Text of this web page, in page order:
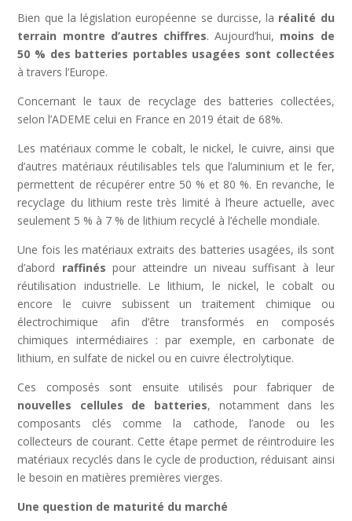
Bien que la législation européenne se durcisse, la réalité du
terrain montre d’autres chiffres. Aujourd’hui, moins de
50 % des batteries portables usagées sont collectées
à travers l’Europe.
Concernant le taux de recyclage des batteries collectées,
selon l’ADEME celui en France en 2019 était de 68%.
Les matériaux comme le cobalt, le nickel, le cuivre, ainsi que
d’autres matériaux réutilisables tels que l’aluminium et le fer,
permettent de récupérer entre 50 % et 80 %. En revanche, le
recyclage du lithium reste très limité à l’heure actuelle, avec
seulement 5 % à 7 % de lithium recyclé à l’échelle mondiale.
Une fois les matériaux extraits des batteries usagées, ils sont
d’abord raffinés pour atteindre un niveau suffisant à leur
réutilisation industrielle. Le lithium, le nickel, le cobalt ou
encore le cuivre subissent un traitement chimique ou
électrochimique afin d’être transformés en composés
chimiques intermédiaires : par exemple, en carbonate de
lithium, en sulfate de nickel ou en cuivre électrolytique.
Ces composés sont ensuite utilisés pour fabriquer de
nouvelles cellules de batteries, notamment dans les
composants clés comme la cathode, l’anode ou les
collecteurs de courant. Cette étape permet de réintroduire les
matériaux recyclés dans le cycle de production, réduisant ainsi
le besoin en matières premières vierges.
Une question de maturité du marché